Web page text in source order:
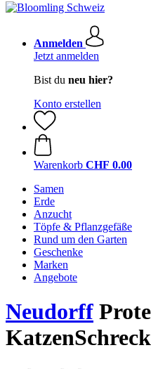
Anmelden
Jetzt anmelden
Bist du neu hier?
Konto erstellen
Warenkorb CHF 0.00
Samen
Erde
Anzucht
Töpfe & Pflanzgefäße
Rund um den Garten
Geschenke
Marken
Angebote
Neudorff